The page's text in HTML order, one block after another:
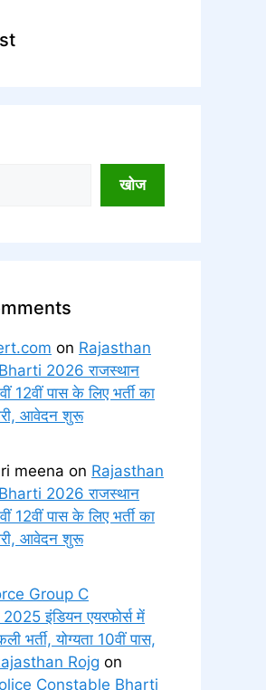
खोज
on Rajasthan
2026 राजस्थान
12वीं पास के लिए भर्ती का
आवेदन शुरू
meena on Rajasthan
2026 राजस्थान
12वीं पास के लिए भर्ती का
आवेदन शुरू
Group C
इंडियन एयरफोर्स में
भर्ती, योग्यता 10वीं पास,
Rojg on
Constable Bharti